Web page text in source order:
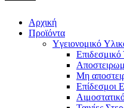
Αρχική
Προϊόντα
Yγειονομικό
Μη
Επίδεσμοι